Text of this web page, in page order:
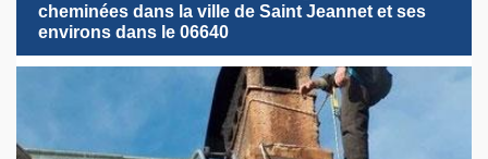
cheminées dans la ville de Saint Jeannet et ses
environs dans le 06640